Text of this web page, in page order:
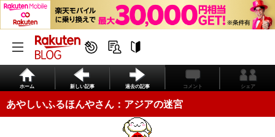
ホーム 新しい記事 過去の記事 コメント シェア
あやしいふるほんやさん：アジアの迷宮